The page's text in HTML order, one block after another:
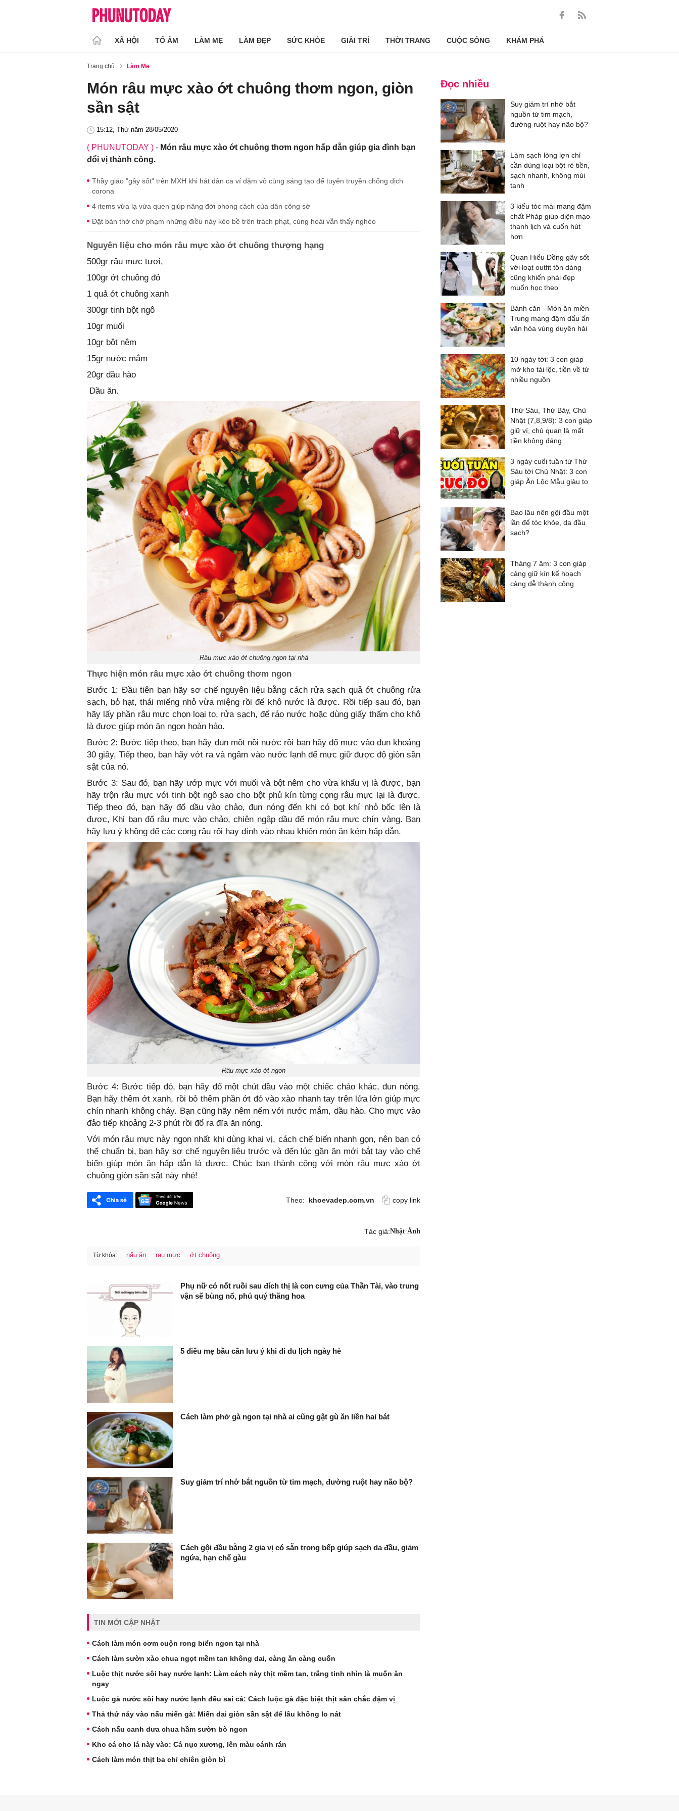
XÃ HỘI TỔ ẤM LÀM MẸ LÀM ĐẸP SỨC KHỎE GIẢI TRÍ THỜI TRANG CUỘC SỐNG KHÁM PHÁ
Trang chủ Làm Mẹ
Món râu mực xào ớt chuông thơm ngon, giòn
sần sật
15:12, Thứ năm 28/05/2020
( PHUNUTODAY ) - Món râu mực xào ớt chuông thơm ngon hấp dẫn giúp gia đình bạn
đổi vị thành công.
Thầy giáo "gây sốt" trên MXH khi hát dân ca ví dặm vô cùng sáng tạo để tuyên truyền chống dịch
corona
4 items vừa lạ vừa quen giúp nâng đời phong cách của dân công sở
Đặt bàn thờ chớ phạm những điều này kẻo bề trên trách phạt, cúng hoài vẫn thấy nghèo
Nguyên liệu cho món râu mực xào ớt chuông thượng hạng
500gr râu mực tươi,
100gr ớt chuông đỏ
1 quả ớt chuông xanh
300gr tinh bột ngô
10gr muối
10gr bột nêm
15gr nước mắm
20gr dầu hào
Dầu ăn.
Râu mực xào ớt chuông ngon tại nhà
Thực hiện món râu mực xào ớt chuông thơm ngon
Bước 1: Đầu tiên bạn hãy sơ chế nguyên liệu bằng cách rửa sạch quả ớt chuông rửa
sạch, bỏ hạt, thái miếng nhỏ vừa miệng rồi để khô nước là được. Rồi tiếp sau đó, bạn
hãy lấy phần râu mực chọn loại to, rửa sạch, để ráo nước hoặc dùng giấy thấm cho khô
là được giúp món ăn ngon hoàn hảo.
Bước 2: Bước tiếp theo, bạn hãy đun một nồi nước rồi bạn hãy đổ mực vào đun khoảng
30 giây, Tiếp theo, bạn hãy vớt ra và ngâm vào nước lạnh để mực giữ được độ giòn sần
sật của nó.
Bước 3: Sau đó, bạn hãy ướp mực với muối và bột nêm cho vừa khẩu vị là được, bạn
hãy trộn râu mực với tinh bột ngô sao cho bột phủ kín từng cọng râu mực lại là được.
Tiếp theo đó, bạn hãy đổ dầu vào chảo, đun nóng đến khi có bọt khí nhỏ bốc lên là
được, Khi bạn đổ râu mực vào chảo, chiên ngập dầu để món râu mực chín vàng. Bạn
hãy lưu ý không để các cọng râu rối hay dính vào nhau khiến món ăn kém hấp dẫn.
Râu mực xào ớt ngon
Bước 4: Bước tiếp đó, bạn hãy đổ một chút dầu vào một chiếc chảo khác, đun nóng.
Bạn hãy thêm ớt xanh, rồi bỏ thêm phần ớt đỏ vào xào nhanh tay trên lửa lớn giúp mực
chín nhanh không cháy. Bạn cũng hãy nêm nếm với nước mắm, dầu hào. Cho mực vào
đảo tiếp khoảng 2-3 phút rồi đổ ra đĩa ăn nóng.
Với món râu mực này ngon nhất khi dùng khai vị, cách chế biến nhanh gọn, nên bạn có
thể chuẩn bị, bạn hãy sơ chế nguyên liệu trước và đến lúc gần ăn mới bắt tay vào chế
biến giúp món ăn hấp dẫn là được. Chúc bạn thành công với món râu mực xào ớt
chuông giòn sần sật này nhé!
Theo: khoevadep.com.vn copy link
Tác giả:Nhật Ánh
Từ khóa: nấu ăn rau mực ớt chuông
Phụ nữ có nốt ruồi sau đích thị là con cưng của Thần Tài, vào trung
vận sẽ bùng nổ, phú quý thăng hoa
5 điều mẹ bầu cần lưu ý khi đi du lịch ngày hè
Cách làm phở gà ngon tại nhà ai cũng gật gù ăn liền hai bát
Suy giảm trí nhớ bắt nguồn từ tim mạch, đường ruột hay não bộ?
Cách gội đầu bằng 2 gia vị có sẵn trong bếp giúp sạch da đầu, giảm
ngứa, hạn chế gàu
TIN MỚI CẬP NHẬT
Cách làm món cơm cuộn rong biển ngon tại nhà
Cách làm sườn xào chua ngọt mềm tan không dai, càng ăn càng cuốn
Luộc thịt nước sôi hay nước lạnh: Làm cách này thịt mềm tan, trắng tinh nhìn là muốn ăn
ngay
Luộc gà nước sôi hay nước lạnh đều sai cả: Cách luộc gà đặc biệt thịt săn chắc đậm vị
Thả thứ náy vào nấu miến gà: Miến dai giòn sần sật để lâu không lo nát
Cách nấu canh dưa chua hầm sườn bò ngon
Kho cá cho lá này vào: Cá nục xương, lên màu cánh rán
Cách làm món thịt ba chỉ chiên giòn bì
Đọc nhiều
Suy giảm trí nhớ bắt
nguồn từ tim mạch,
đường ruột hay não bộ?
Làm sạch lòng lợn chỉ
cần dùng loại bột rẻ tiền,
sạch nhanh, không mùi
tanh
3 kiểu tóc mái mang đậm
chất Pháp giúp diện mạo
thanh lịch và cuốn hút
hơn
Quan Hiểu Đồng gây sốt
với loạt outfit tôn dáng
cũng khiến phái đẹp
muốn học theo
Bánh căn - Món ăn miền
Trung mang đậm dấu ấn
văn hóa vùng duyên hải
10 ngày tới: 3 con giáp
mở kho tài lộc, tiền về từ
nhiều nguồn
Thứ Sáu, Thứ Bảy, Chủ
Nhật (7,8,9/8): 3 con giáp
giữ ví, chủ quan là mất
tiền không đáng
3 ngày cuối tuần từ Thứ
Sáu tới Chủ Nhật: 3 con
giáp Ăn Lộc Mẫu giàu to
Bao lâu nên gội đầu một
lần để tóc khỏe, da đầu
sạch?
Tháng 7 âm: 3 con giáp
càng giữ kín kế hoạch
càng dễ thành công